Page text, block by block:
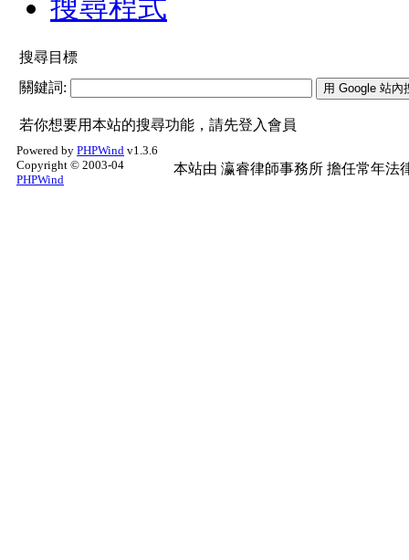
搜尋程式
搜尋目標
關鍵詞:
若你想要用本站的搜尋功能，請先登入會員
Powered by PHPWind v1.3.6
Copyright © 2003-04
PHPWind
本站由 瀛睿律師事務所 擔任常年法